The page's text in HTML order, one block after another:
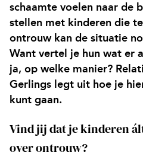
schaamte voelen naar de
stellen met kinderen die
ontrouw kan de situatie
Want vertel je hun wat er
ja, op welke manier?
Gerlings legt uit hoe je
kunt gaan.
Vind jij dat je kinderen
over ontrouw?